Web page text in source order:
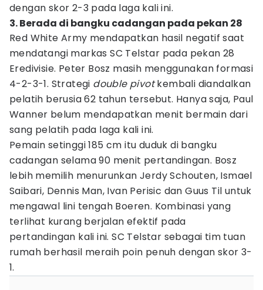
dengan skor 2-3 pada laga kali ini.
3. Berada di bangku cadangan pada pekan 28
Red White Army mendapatkan hasil negatif saat
mendatangi markas SC Telstar pada pekan 28
Eredivisie. Peter Bosz masih menggunakan formasi
4-2-3-1. Strategi double pivotkembali diandalkan
pelatih berusia 62 tahun tersebut. Hanya saja, Paul
Wanner belum mendapatkan menit bermain dari
sang pelatih pada laga kali ini.
Pemain setinggi 185 cm itu duduk di bangku
cadangan selama 90 menit pertandingan. Bosz
lebih memilih menurunkan Jerdy Schouten, Ismael
Saibari, Dennis Man, Ivan Perisic dan Guus Til untuk
mengawal lini tengah Boeren. Kombinasi yang
terlihat kurang berjalan efektif pada
pertandingan kali ini. SC Telstar sebagai tim tuan
rumah berhasil meraih poin penuh dengan skor 3-
1.